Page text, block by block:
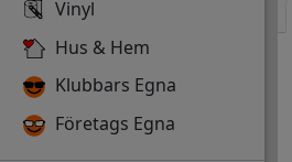
Vinyl
Hus & Hem
Klubbars Egna
Företags Egna